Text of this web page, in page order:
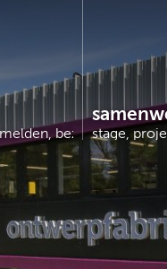
bezoek ons…
stage,